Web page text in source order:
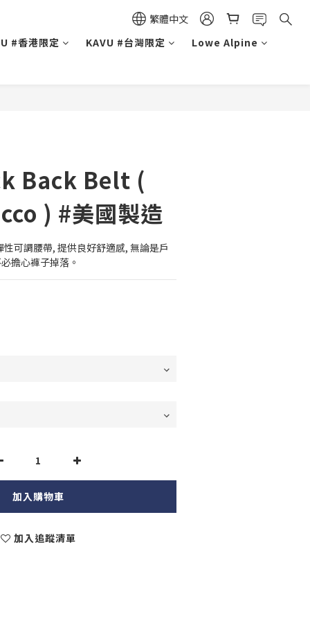
繁體中文
#香港限定
KAVU #台灣限定 Lowe Alpine
Back Belt (
) #美國製造
可調腰帶, 提供良好舒適感, 無論是戶
擔心褲子掉落。
加入購物車
加入追蹤清單